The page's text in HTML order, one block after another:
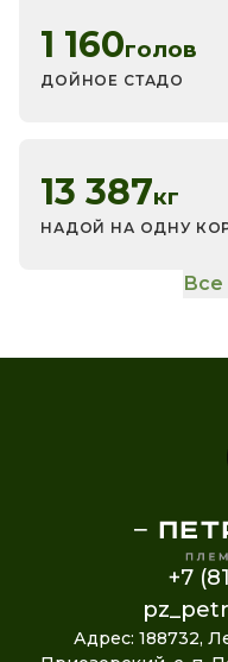
1 160голов
ДОЙНОЕ СТАДО
13 387кг
НАДОЙ НА ОДНУ
Все
+7
Адрес: 188732,